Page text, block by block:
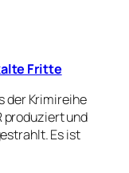
Fritte
der Krimireihe
produziert und
Es ist